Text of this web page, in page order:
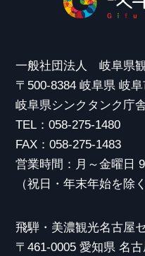
一般社団法人 岐阜県
〒500-8384 岐阜県 岐
岐阜県シンクタンク庁
TEL：058-275-1480
FAX：058-275-1483
営業時間：月～金曜日
（祝日・年末年始を除く
飛騨・美濃観光名古屋
〒461-0005 愛知県 名